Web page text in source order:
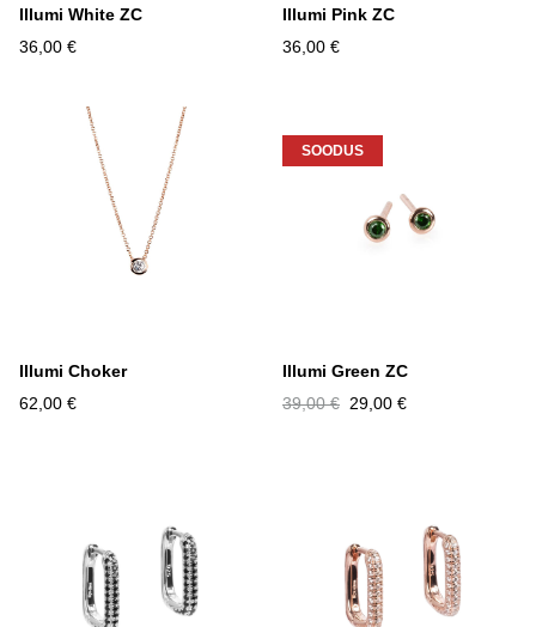
Illumi White ZC
36,00 €
Illumi Pink ZC
36,00 €
Illumi Choker
62,00 €
SOODUS
Illumi Green ZC
39,00 € 29,00 €